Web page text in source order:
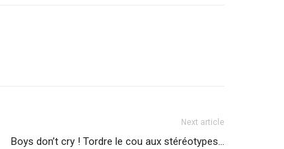
Next article
Boys don’t cry ! Tordre le cou aux stéréotypes…